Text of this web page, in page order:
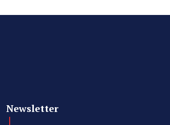
Newsletter